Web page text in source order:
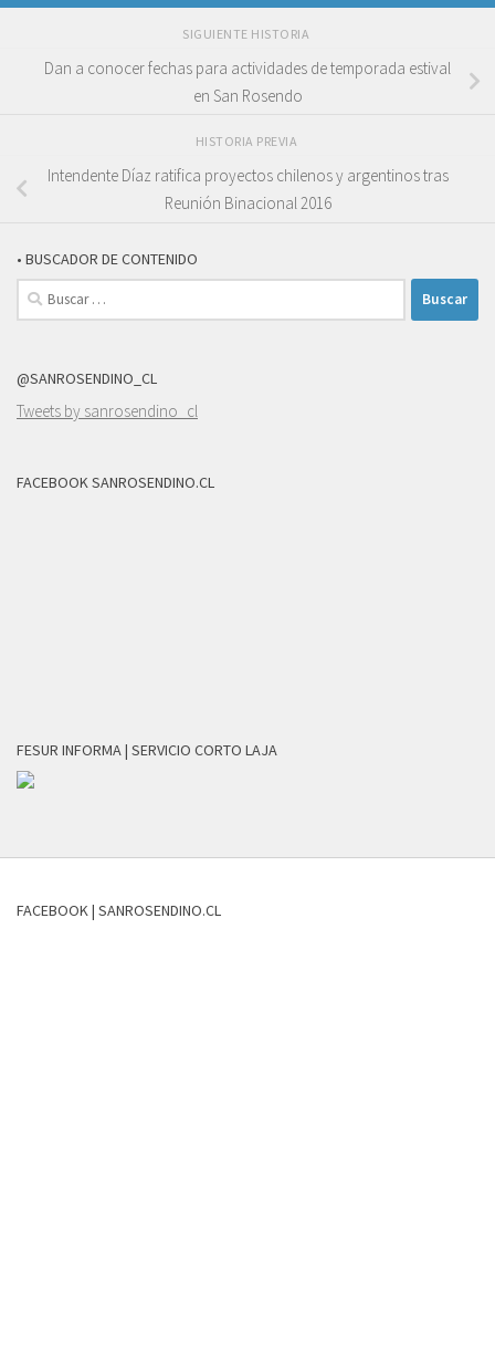
SIGUIENTE HISTORIA
Dan a conocer fechas para actividades de temporada estival
en San Rosendo
HISTORIA PREVIA
Intendente Díaz ratifica proyectos chilenos y argentinos tras
Reunión Binacional 2016
• BUSCADOR DE CONTENIDO
Buscar:
@SANROSENDINO_CL
Tweets by sanrosendino_cl
FACEBOOK SANROSENDINO.CL
FESUR INFORMA | SERVICIO CORTO LAJA
FACEBOOK | SANROSENDINO.CL